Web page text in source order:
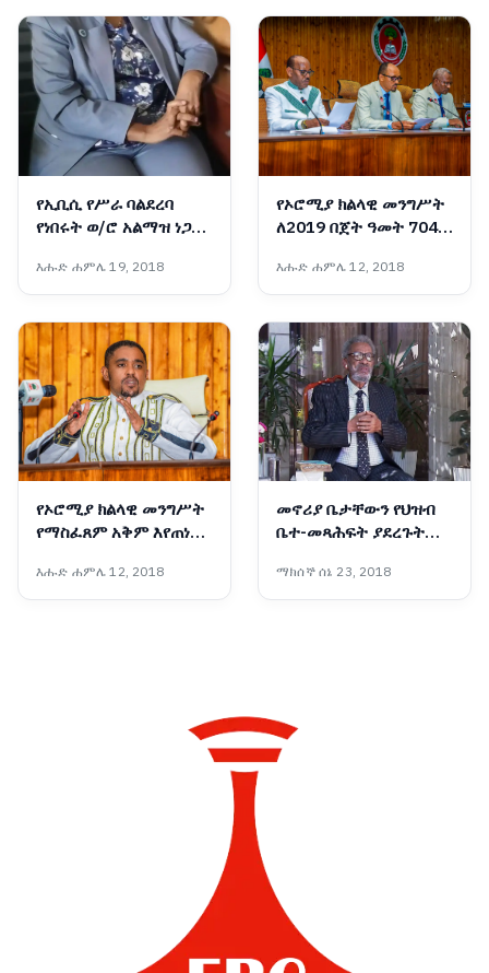
የኢቢሲ የሥራ ባልደረባ
የነበሩት ወ/ሮ አልማዝ ነጋሽ
እሑድ ሐምሌ 19, 2018
የኦሮሚያ ክልላዊ መንግሥት
ለ2019 በጀት ዓመት 704
እሑድ ሐምሌ 12, 2018
የኦሮሚያ ክልላዊ መንግሥት
የማስፈጸም አቅም እየጠነከረ
አብዲሳ
እሑድ ሐምሌ 12, 2018
መኖሪያ ቤታቸውን የህዝብ
ቤተ-መጻሕፍት ያደረጉት
ማክሰኞ ሰኔ 23, 2018